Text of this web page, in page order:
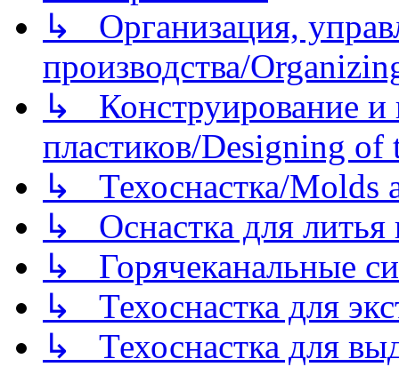
↳ Организация,
производства/
↳ Конструирование и
пластиков/Designing of
↳ Техоснастка/Molds
↳ Оснастка для литья
↳ Горячеканальные
↳ Техоснастка для
↳ Техоснастка для